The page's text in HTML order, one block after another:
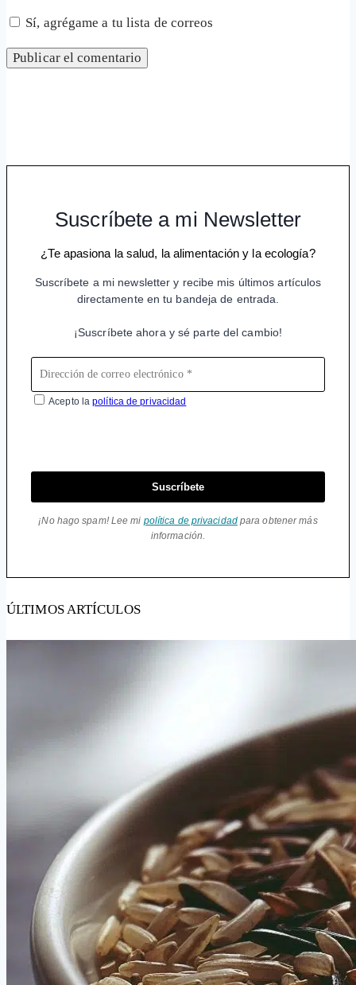
Sí, agrégame a tu lista de correos
Suscríbete a mi Newsletter
¿Te apasiona la salud, la alimentación y la ecología?
Suscríbete a mi newsletter y recibe mis últimos artículos
directamente en tu bandeja de entrada.
¡Suscríbete ahora y sé parte del cambio!
Acepto lapolítica de privacidad
Suscríbete
¡No hago spam! Lee mi política de privacidadpara obtener más
información.
ÚLTIMOS ARTÍCULOS